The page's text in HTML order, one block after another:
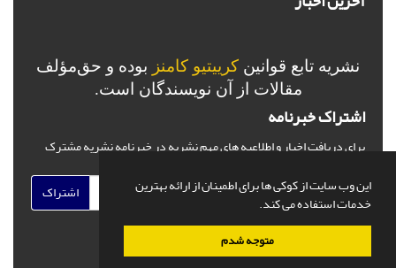
این وب سایت از کوکی ها برای اطمینان از ارائه بهترین
خدمات استفاده می کند.
متوجه شدم
نشریه تابع قوانین کرییتیو کامنز بوده و حق‌مؤلف
مقالات از آن نویسندگان است.
اشتراک خبرنامه
برای دریافت اخبار و اطلاعیه های مهم نشریه در خبرنامه نشریه مشترک
اشتراک